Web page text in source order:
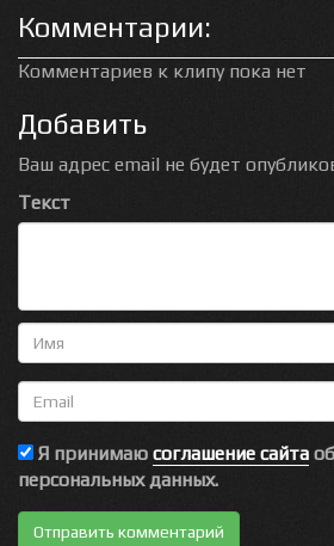
Комментарии:
Комментариев к клипу пока нет
Добавить
Ваш адрес email не будет
Текст
Имя
Email
Я принимаю соглашение сайта
персональных данных.